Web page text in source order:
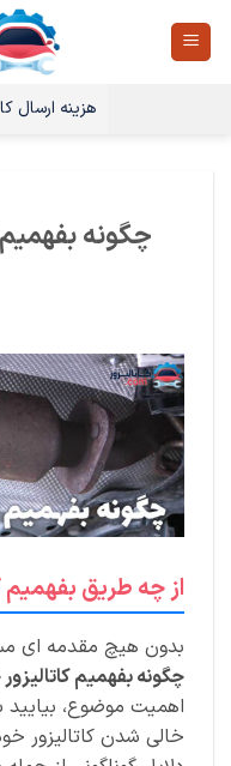
هزینه ارسال
چگونه
از چه طریق بفهمیم
بدون هیچ مقدمه ای
چگونه بفهمیم
اهمیت موضوع،
خالی شدن کاتالیزور